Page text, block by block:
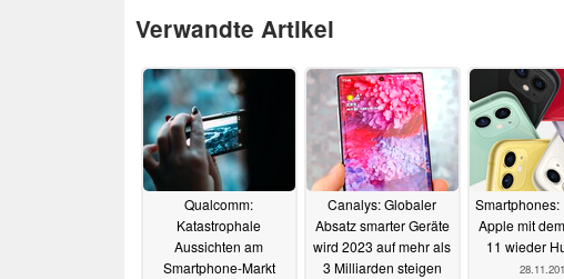
Verwandte Artikel
Qualcomm:
Katastrophale
Aussichten am
Smartphone-Markt
Canalys: Globaler
Absatz smarter Geräte
wird 2023 auf mehr als
3 Milliarden steigen
Smartphones:
Apple mit
11 wieder